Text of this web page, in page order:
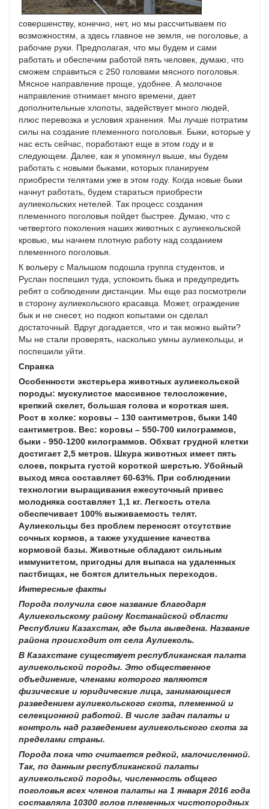
совершенству, конечно, нет, но мы рассчитываем по
возможностям, а здесь главное не земля, не поголовье, а
рабочие руки. Предполагая, что мы будем и сами
работать и обеспечим работой пять человек, думаю, что
сможем справиться с 250 головами мясного поголовья.
Мясное направление проще, удобнее. А молочное
направление отнимает много времени, дает
дополнительные хлопоты, задействует много людей,
плюс перевозка и условия хранения. Мы лучше потратим
силы на создание племенного поголовья. Быки, которые у
нас есть сейчас, поработают еще в этом году и в
следующем. Далее, как я упомянул выше, мы будем
работать с новыми быками, которых планируем
приобрести телятами уже в этом году. Когда новые быки
начнут работать, будем стараться приобрести
аулиекольских нетелей. Так процесс создания
племенного поголовья пойдет быстрее. Думаю, что с
четвертого поколения наших животных с аулиекольской
кровью, мы начнем плотную работу над созданием
племенного поголовья.
К вольеру с Малышом подошла группа студентов, и
Руслан поспешил туда, успокоить быка и предупредить
ребят о соблюдении дистанции. Мы еще раз посмотрели
в сторону аулиекольского красавца. Может, ограждение
бык и не снесет, но подкоп копытами он сделал
достаточный. Вдруг догадается, что и так можно выйти?
Мы не стали проверять, насколько умны аулиекольцы, и
поспешили уйти.
Справка
Особенности экстерьера животных аулиекольской
породы: мускулистое массивное телосложение,
крепкий скелет, большая голова и короткая шея.
Рост в холке: коровы – 130 сантиметров, быки 140
сантиметров. Вес: коровы – 550-700 килограммов,
быки - 950-1200 килограммов. Обхват грудной клетки
достигает 2,5 метров. Шкура животных имеет пять
слоев, покрыта густой короткой шерстью. Убойный
выход мяса составляет 60-63%. При соблюдении
технологии выращивания ежесуточный привес
молодняка составляет 1,1 кг. Легкость отела
обеспечивает 100% выживаемость телят.
Аулиекольцы без проблем переносят отсутствие
сочных кормов, а также ухудшение качества
кормовой базы. Животные обладают сильным
иммунитетом, пригодны для выпаса на удаленных
пастбищах, не боятся длительных переходов.
Интересные факты
Порода получила свое название благодаря
Аулиекольскому району Костанайской области
Республики Казахстан, где была выведена. Название
района происходит от села Аулиеколь.
В Казахстане существует республиканская палата
аулиекольской породы. Это общественное
объединение, членами которого являются
физические и юридические лица, занимающиеся
разведением аулиекольского скота, племенной и
селекционной работой. В числе задач палаты и
контроль над разведением аулиекольского скота за
пределами страны.
Порода пока что считается редкой, малочисленной.
Так, по данным республиканской палаты
аулиекольской породы, численность общего
поголовья всех членов палаты на 1 января 2016 года
составляла 10300 голов племенных чистопородных